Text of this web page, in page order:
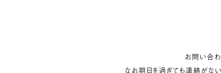
お問い合
なお期日を過ぎても連絡がな